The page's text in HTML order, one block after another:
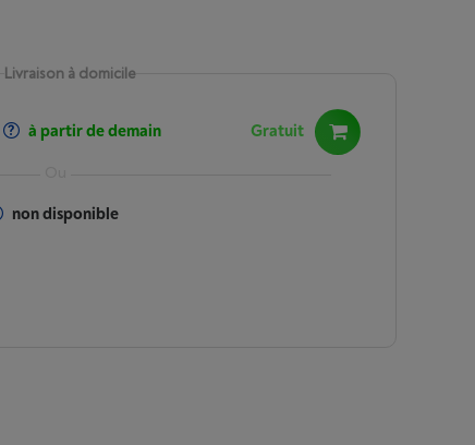
Livraison à domicile
à partir de demain Gratuit
non disponible